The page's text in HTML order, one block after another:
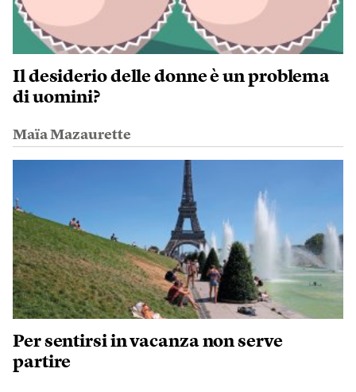
Il desiderio delle donne è un problema
di uomini?
Maïa Mazaurette
Per sentirsi in vacanza non serve
partire